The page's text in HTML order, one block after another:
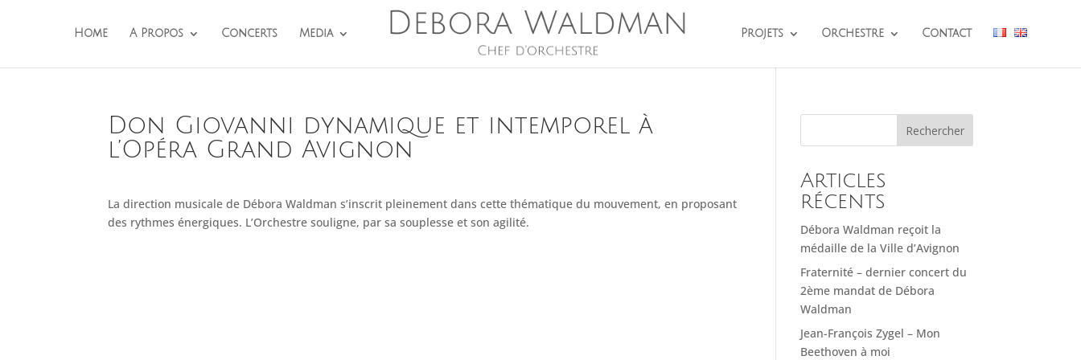
Home A Propos Concerts Media Projets Orchestre Contact
Don Giovanni​ dynamique et intemporel à
l’Opéra Grand Avignon
La direction musicale de Débora Waldman s’inscrit pleinement dans cette thématique du mouvement, en proposant
des rythmes énergiques. L’Orchestre souligne, par sa souplesse et son agilité.
Rechercher
Articles
récents
Débora Waldman reçoit la
médaille de la Ville d’Avignon
Fraternité – dernier concert du
2ème mandat de Débora
Waldman
Jean-François Zygel – Mon
Beethoven à moi